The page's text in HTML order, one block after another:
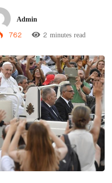
Admin
762 2 minutes read